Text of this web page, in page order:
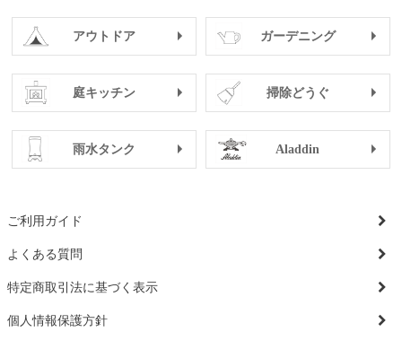
アウトドア ガーデニング
庭キッチン 掃除どうぐ
雨水タンク Aladdin
ご利用ガイド
よくある質問
特定商取引法に基づく表示
個人情報保護方針